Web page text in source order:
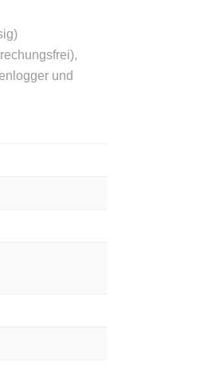
und